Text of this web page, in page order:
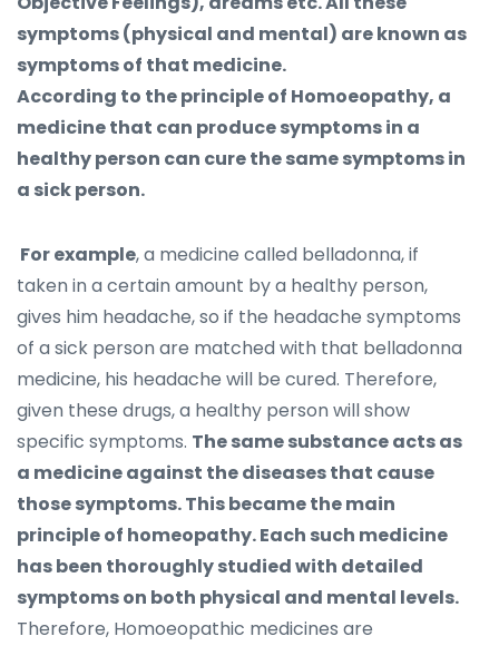
symptoms (physical and mental) are known as
symptoms of that medicine.
According to the principle of Homoeopathy, a
medicine that can produce symptoms in a
healthy person can cure the same symptoms in
a sick person.
For example, a medicine called belladonna, if
taken in a certain amount by a healthy person,
gives him headache, so if the headache symptoms
of a sick person are matched with that belladonna
medicine, his headache will be cured. Therefore,
given these drugs, a healthy person will show
specific symptoms. The same substance acts as
a medicine against the diseases that cause
those symptoms. This became the main
principle of homeopathy. Each such medicine
has been thoroughly studied with detailed
symptoms on both physical and mental levels.
Therefore, Homoeopathic medicines are